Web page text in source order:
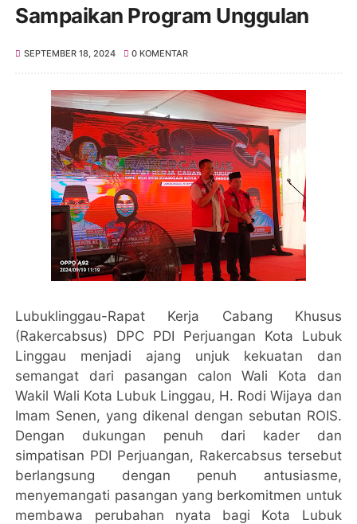
Sampaikan Program Unggulan
SEPTEMBER 18, 2024 0 KOMENTAR
Lubuklinggau-Rapat Kerja Cabang Khusus
(Rakercabsus) DPC PDI Perjuangan Kota Lubuk
Linggau menjadi ajang unjuk kekuatan dan
semangat dari pasangan calon Wali Kota dan
Wakil Wali Kota Lubuk Linggau, H. Rodi Wijaya dan
Imam Senen, yang dikenal dengan sebutan ROIS.
Dengan dukungan penuh dari kader dan
simpatisan PDI Perjuangan, Rakercabsus tersebut
berlangsung dengan penuh antusiasme,
menyemangati pasangan yang berkomitmen untuk
membawa perubahan nyata bagi Kota Lubuk